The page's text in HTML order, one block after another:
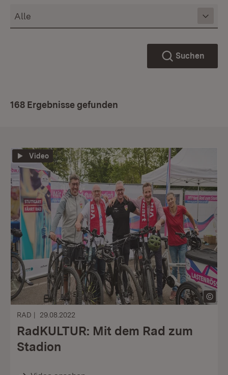
Suchen
168 Ergebnisse gefunden
Video
RAD 29.08.2022
RadKULTUR: Mit dem Rad zum
Stadion